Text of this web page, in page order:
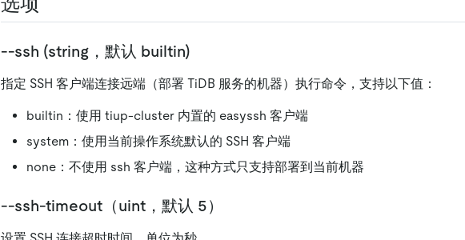
--ssh (string，默认 builtin)
指定 SSH 客户端连接远端（部署 TiDB 服务的机器）执行命令，支持以下值：
builtin：使用 tiup-cluster 内置的 easyssh 客户端
system：使用当前操作系统默认的 SSH 客户端
none：不使用 ssh 客户端，这种方式只支持部署到当前机器
--ssh-timeout（uint，默认 5）